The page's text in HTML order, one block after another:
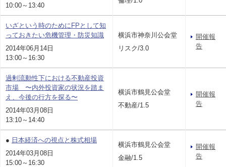
10:00～13:40
いざという時のためにFPとして知
っておきたい危機管理・防災知識
2014年06月14日
13:00～16:30
横浜市神奈川公会堂
リスク/3.0
開催報
告
過剰流動性下における不動産投資
市場 〜内外投資家の状況を踏ま
え、今後の行方を探る〜
2014年03月08日
13:10～14:40
横浜市鶴見公会堂
不動産/1.5
開催報
告
● 日本経済への視点と株式相場
2014年03月08日
15:00～16:30
横浜市鶴見公会堂
金融/1.5
開催報
告